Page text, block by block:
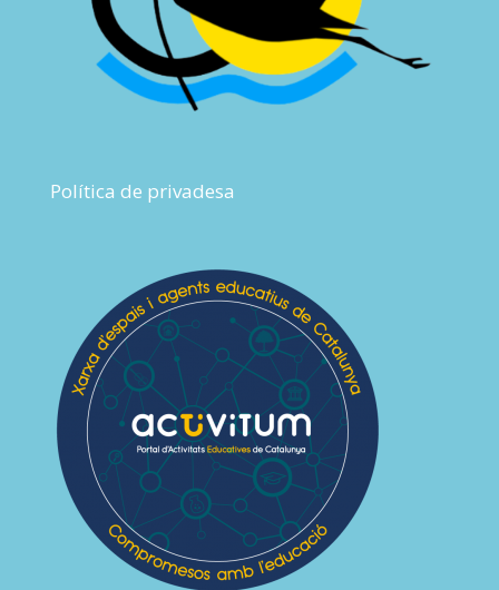
Política de privadesa